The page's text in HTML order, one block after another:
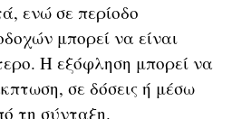
ενώ σε περίοδο
μπορεί να είναι
Η εξόφληση μπορεί να
σε δόσεις ή μέσω
τη σύνταξη.